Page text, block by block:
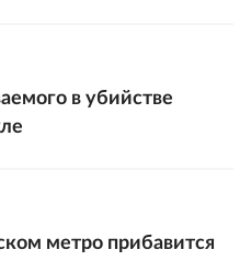
в убийстве
метро прибавится